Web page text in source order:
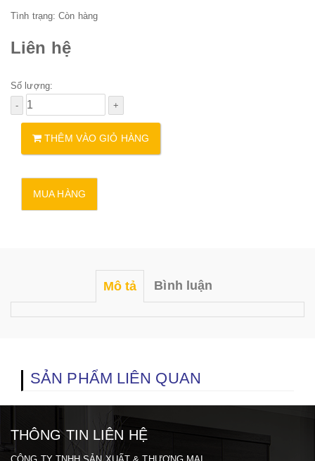
Tình trạng:Còn hàng
Liên hệ
Số lượng:
THÊM VÀO GIỎ HÀNG
Mô tả Bình luận
SẢN PHẨM LIÊN QUAN
THÔNG TIN LIÊN HỆ